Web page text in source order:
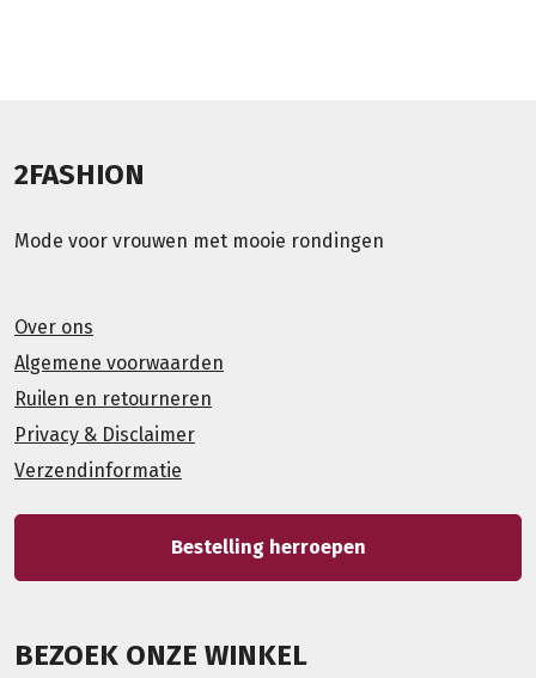
2FASHION
Mode voor vrouwen met mooie rondingen
Over ons
Algemene voorwaarden
Ruilen en retourneren
Privacy & Disclaimer
Verzendinformatie
Bestelling herroepen
BEZOEK ONZE WINKEL